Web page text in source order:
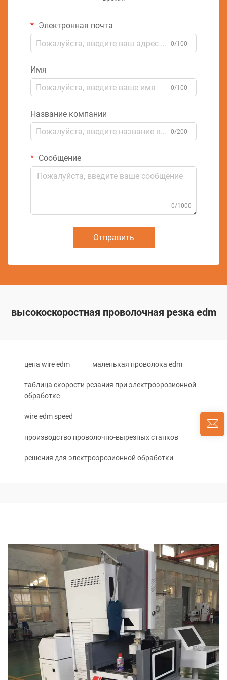
Электронная почта
0/100
Имя
0/100
Название компании
0/200
Сообщение
0/1000
Отправить
высокоскоростная проволочная резка edm
цена wire edm маленькая проволока edm
таблица скорости резания при электроэрозионной
обработке
wire edm speed
производство проволочно-вырезных станков
решения для электроэрозионной обработки